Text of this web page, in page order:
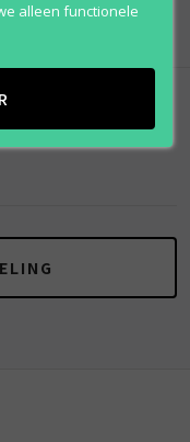
alleen functionele